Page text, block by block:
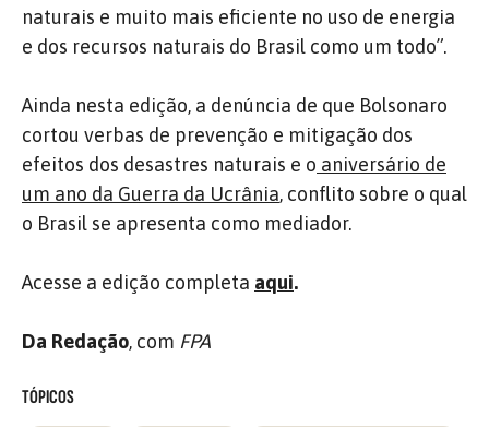
naturais e muito mais eficiente no uso de energia
e dos recursos naturais do Brasil como um todo”.
Ainda nesta edição, a denúncia de que Bolsonaro
cortou verbas de prevenção e mitigação dos
efeitos dos desastres naturais e o aniversário de
um ano da Guerra da Ucrânia, conflito sobre o qual
o Brasil se apresenta como mediador.
Acesse a edição completa aqui.
Da Redação, com FPA
TÓPICOS